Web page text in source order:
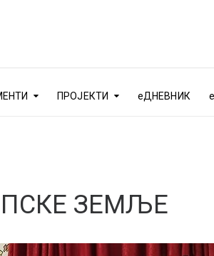
ПРОЈЕКТИ еДНЕВНИК
ЗЕМЉЕ